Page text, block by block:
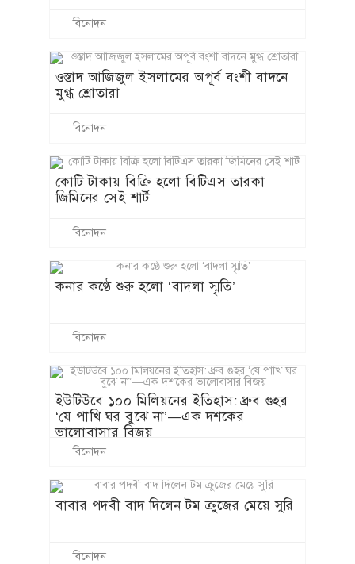
বিনোদন
ওস্তাদ আজিজুল ইসলামের অপূর্ব বংশী বাদনে
মুগ্ধ শ্রোতারা
বিনোদন
কোটি টাকায় বিক্রি হলো বিটিএস তারকা
জিমিনের সেই শার্ট
বিনোদন
কনার কণ্ঠে শুরু হলো ‘বাদলা স্মৃতি’
বিনোদন
ইউটিউবে ১০০ মিলিয়নের ইতিহাস: ধ্রুব গুহর
‘যে পাখি ঘর বুঝে না’—এক দশকের
ভালোবাসার বিজয়
বিনোদন
বাবার পদবী বাদ দিলেন টম ক্রুজের মেয়ে সুরি
বিনোদন